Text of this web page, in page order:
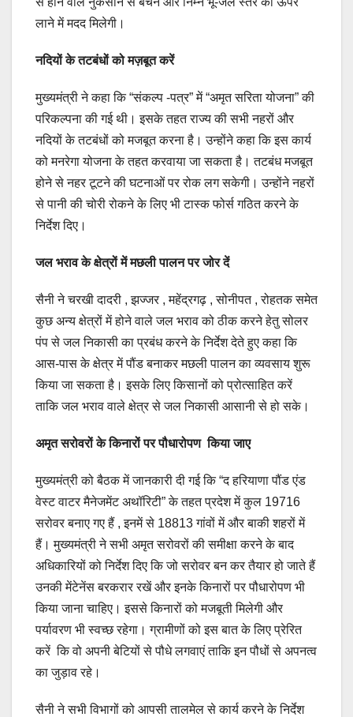
लाने में मदद मिलेगी।
नदियों के तटबंधों को मज़बूत करें
मुख्यमंत्री ने कहा कि “संकल्प -पत्र” में “अमृत सरिता योजना” की
परिकल्पना की गई थी। इसके तहत राज्य की सभी नहरों और
नदियों के तटबंधों को मजबूत करना है। उन्होंने कहा कि इस कार्य
को मनरेगा योजना के तहत करवाया जा सकता है। तटबंध मजबूत
होने से नहर टूटने की घटनाओं पर रोक लग सकेगी। उन्होंने नहरों
से पानी की चोरी रोकने के लिए भी टास्क फोर्स गठित करने के
निर्देश दिए।
जल भराव के क्षेत्रों में मछली पालन पर जोर दें
सैनी ने चरखी दादरी , झज्जर , महेंद्रगढ़ , सोनीपत , रोहतक समेत
कुछ अन्य क्षेत्रों में होने वाले जल भराव को ठीक करने हेतु सोलर
पंप से जल निकासी का प्रबंध करने के निर्देश देते हुए कहा कि
आस-पास के क्षेत्र में पौंड बनाकर मछली पालन का व्यवसाय शुरू
किया जा सकता है। इसके लिए किसानों को प्रोत्साहित करें
ताकि जल भराव वाले क्षेत्र से जल निकासी आसानी से हो सके।
अमृत सरोवरों के किनारों पर पौधारोपण किया जाए
मुख्यमंत्री को बैठक में जानकारी दी गई कि “द हरियाणा पौंड एंड
वेस्ट वाटर मैनेजमेंट अथॉरिटी” के तहत प्रदेश में कुल 19716
सरोवर बनाए गए हैं , इनमें से 18813 गांवों में और बाकी शहरों में
हैं। मुख्यमंत्री ने सभी अमृत सरोवरों की समीक्षा करने के बाद
अधिकारियों को निर्देश दिए कि जो सरोवर बन कर तैयार हो जाते हैं
उनकी मेंटेनेंस बरकरार रखें और इनके किनारों पर पौधारोपण भी
किया जाना चाहिए। इससे किनारों को मजबूती मिलेगी और
पर्यावरण भी स्वच्छ रहेगा। ग्रामीणों को इस बात के लिए प्रेरित
करें कि वो अपनी बेटियों से पौधे लगवाएं ताकि इन पौधों से अपनत्व
का जुड़ाव रहे।
सैनी ने सभी विभागों को आपसी तालमेल से कार्य करने के निर्देश